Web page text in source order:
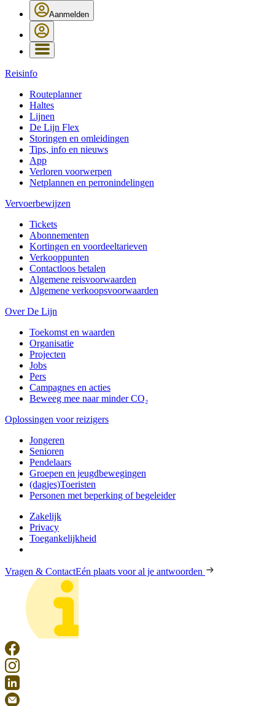
Aanmelden
Reisinfo
Routeplanner
Haltes
Lijnen
De Lijn Flex
Storingen en omleidingen
Tips, info en nieuws
App
Verloren voorwerpen
Netplannen en perronindelingen
Vervoerbewijzen
Tickets
Abonnementen
Kortingen en voordeeltarieven
Verkooppunten
Contactloos betalen
Algemene reisvoorwaarden
Algemene verkoopsvoorwaarden
Over De Lijn
Toekomst en waarden
Organisatie
Projecten
Jobs
Pers
Campagnes en acties
Beweeg mee naar minder CO₂
Oplossingen voor reizigers
Jongeren
Senioren
Pendelaars
Groepen en jeugdbewegingen
(dagjes)Toeristen
Personen met beperking of begeleider
Zakelijk
Privacy
Toegankelijkheid
Vragen & ContactEén plaats voor al je antwoorden